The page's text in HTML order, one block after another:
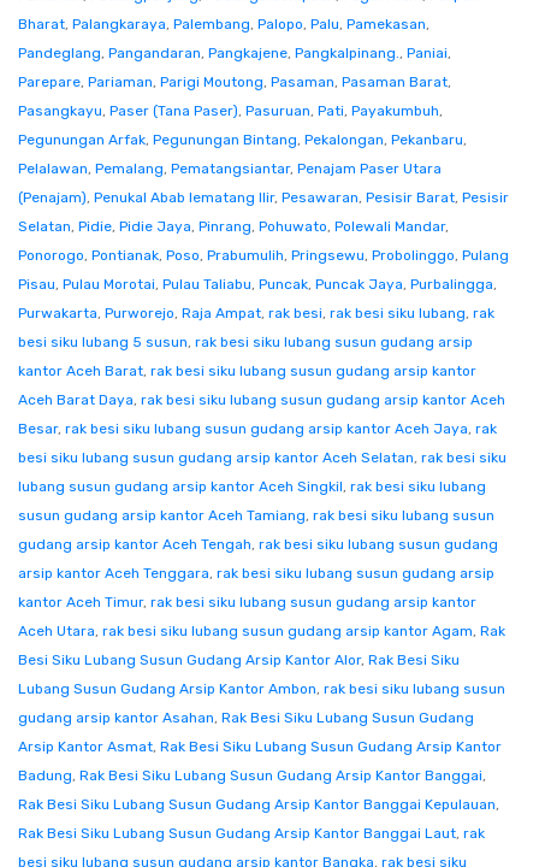
Bharat, Palangkaraya, Palembang, Palopo, Palu, Pamekasan,
Pandeglang, Pangandaran, Pangkajene, Pangkalpinang., Paniai,
Parepare, Pariaman, Parigi Moutong, Pasaman, Pasaman Barat,
Pasangkayu, Paser (Tana Paser), Pasuruan, Pati, Payakumbuh,
Pegunungan Arfak, Pegunungan Bintang, Pekalongan, Pekanbaru,
Pelalawan, Pemalang, Pematangsiantar, Penajam Paser Utara
(Penajam), Penukal Abab lematang Ilir, Pesawaran, Pesisir Barat, Pesisir
Selatan, Pidie, Pidie Jaya, Pinrang, Pohuwato, Polewali Mandar,
Ponorogo, Pontianak, Poso, Prabumulih, Pringsewu, Probolinggo, Pulang
Pisau, Pulau Morotai, Pulau Taliabu, Puncak, Puncak Jaya, Purbalingga,
Purwakarta, Purworejo, Raja Ampat, rak besi, rak besi siku lubang, rak
besi siku lubang 5 susun, rak besi siku lubang susun gudang arsip
kantor Aceh Barat, rak besi siku lubang susun gudang arsip kantor
Aceh Barat Daya, rak besi siku lubang susun gudang arsip kantor Aceh
Besar, rak besi siku lubang susun gudang arsip kantor Aceh Jaya, rak
besi siku lubang susun gudang arsip kantor Aceh Selatan, rak besi siku
lubang susun gudang arsip kantor Aceh Singkil, rak besi siku lubang
susun gudang arsip kantor Aceh Tamiang, rak besi siku lubang susun
gudang arsip kantor Aceh Tengah, rak besi siku lubang susun gudang
arsip kantor Aceh Tenggara, rak besi siku lubang susun gudang arsip
kantor Aceh Timur, rak besi siku lubang susun gudang arsip kantor
Aceh Utara, rak besi siku lubang susun gudang arsip kantor Agam, Rak
Besi Siku Lubang Susun Gudang Arsip Kantor Alor, Rak Besi Siku
Lubang Susun Gudang Arsip Kantor Ambon, rak besi siku lubang susun
gudang arsip kantor Asahan, Rak Besi Siku Lubang Susun Gudang
Arsip Kantor Asmat, Rak Besi Siku Lubang Susun Gudang Arsip Kantor
Badung, Rak Besi Siku Lubang Susun Gudang Arsip Kantor Banggai,
Rak Besi Siku Lubang Susun Gudang Arsip Kantor Banggai Kepulauan,
Rak Besi Siku Lubang Susun Gudang Arsip Kantor Banggai Laut, rak
besi siku lubang susun gudang arsip kantor Bangka, rak besi siku